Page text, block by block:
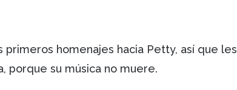
homenajes hacia Petty, así que les
porque su música no muere.